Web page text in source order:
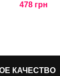
478 грн
КАЧЕСТВО